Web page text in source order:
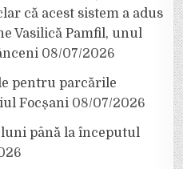
că acest sistem a adus
Vasilică Pamfil, unul
08/07/2026
pentru parcările
Focșani 08/07/2026
până la începutul